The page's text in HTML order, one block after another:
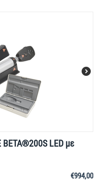
LED με
€994,00